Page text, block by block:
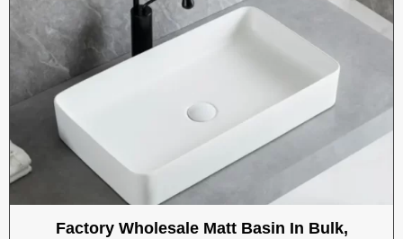
Factory Wholesale Matt Basin In Bulk,